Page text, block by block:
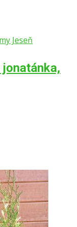
jonatánka,